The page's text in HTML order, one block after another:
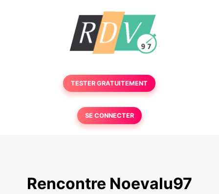
TESTER GRATUITEMENT
SE CONNECTER
Rencontre Noevalu97